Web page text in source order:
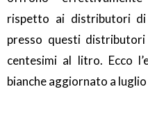
rispetto ai distributori
presso questi
centesimi al litro. Ecco
bianche aggiornato a